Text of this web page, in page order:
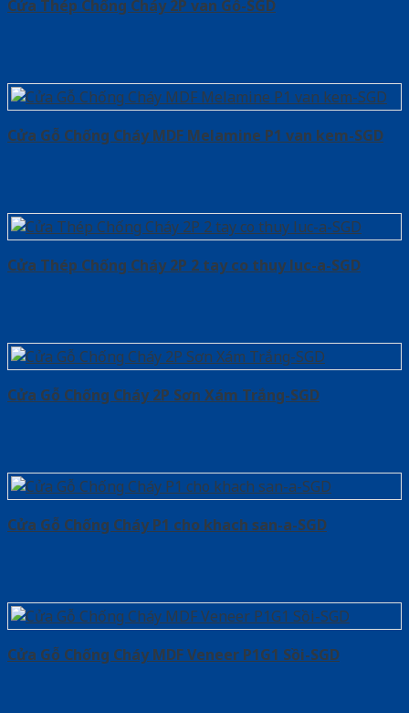
Cửa Thép Chống Cháy 2P van Gỗ-SGD
Cửa Gỗ Chống Cháy MDF Melamine P1 van kem-SGD
Cửa Thép Chống Cháy 2P 2 tay co thuy luc-a-SGD
Cửa Gỗ Chống Cháy 2P Sơn Xám Trắng-SGD
Cửa Gỗ Chống Cháy P1 cho khach san-a-SGD
Cửa Gỗ Chống Cháy MDF Veneer P1G1 Sồi-SGD